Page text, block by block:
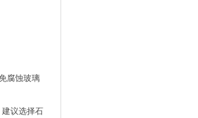
腐蚀玻璃
议选择石